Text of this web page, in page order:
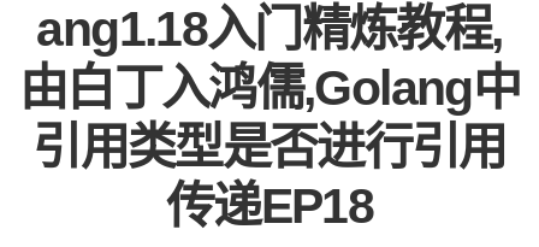
ang1.18入门精炼教程,
由白丁入鸿儒,Golang中
引用类型是否进行引用
传递EP18